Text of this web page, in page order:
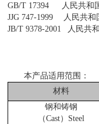
GB/T 17394
人民共和
JJG 747-1999
人民共
JB/T 9378-2001
人民共
本产品适用范围：
材料
钢和铸钢
（Cast）Steel